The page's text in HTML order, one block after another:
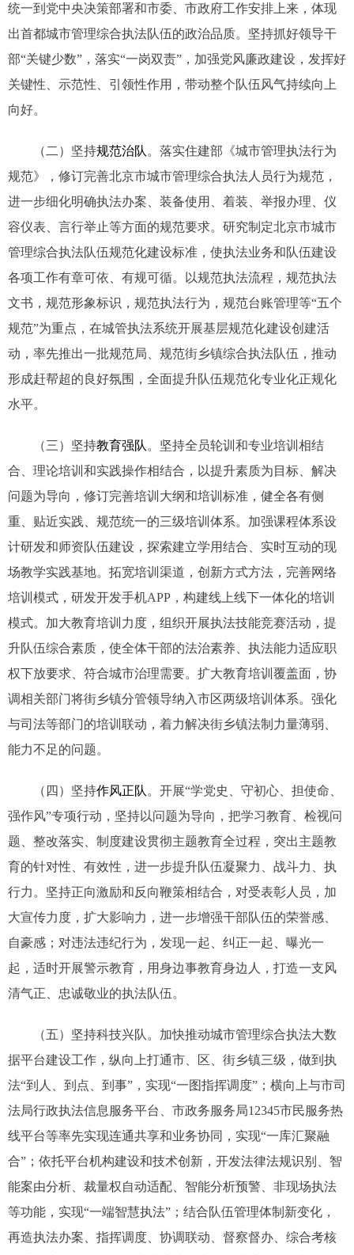
统一到党中央决策部署和市委、市政府工作安排上来，体现
出首都城市管理综合执法队伍的政治品质。坚持抓好领导干
部“关键少数”，落实“一岗双责”，加强党风廉政建设，发挥好
关键性、示范性、引领性作用，带动整个队伍风气持续向上
向好。
（二）坚持规范治队 。落实住建部《城市管理执法行为
规范》，修订完善北京市城市管理综合执法人员行为规范，
进一步细化明确执法办案、装备使用、着装、举报办理、仪
容仪表、言行举止等方面的规范要求。研究制定北京市城市
管理综合执法队伍规范化建设标准，使执法业务和队伍建设
各项工作有章可依、有规可循。以规范执法流程，规范执法
文书，规范形象标识，规范执法行为，规范台账管理等“五个
规范”为重点，在城管执法系统开展基层规范化建设创建活
动，率先推出一批规范局、规范街乡镇综合执法队伍，推动
形成赶帮超的良好氛围，全面提升队伍规范化专业化正规化
水平。
（三）坚持教育强队 。坚持全员轮训和专业培训相结
合、理论培训和实践操作相结合，以提升素质为目标、解决
问题为导向，修订完善培训大纲和培训标准，健全各有侧
重、贴近实践、规范统一的三级培训体系。加强课程体系设
计研发和师资队伍建设，探索建立学用结合、实时互动的现
场教学实践基地。拓宽培训渠道，创新方式方法，完善网络
培训模式，研发开发手机APP，构建线上线下一体化的培训
模式。加大教育培训力度，组织开展执法技能竞赛活动，提
升队伍综合素质，使全体干部的法治素养、执法能力适应职
权下放要求、符合城市治理需要。扩大教育培训覆盖面，协
调相关部门将街乡镇分管领导纳入市区两级培训体系。强化
与司法等部门的培训联动，着力解决街乡镇法制力量薄弱、
能力不足的问题。
（四）坚持作风正队 。开展“学党史、守初心、担使命、
强作风”专项行动，坚持以问题为导向，把学习教育、检视问
题、整改落实、制度建设贯彻主题教育全过程，突出主题教
育的针对性、有效性，进一步提升队伍凝聚力、战斗力、执
行力。坚持正向激励和反向鞭策相结合，对受表彰人员，加
大宣传力度，扩大影响力，进一步增强干部队伍的荣誉感、
自豪感；对违法违纪行为，发现一起、纠正一起、曝光一
起，适时开展警示教育，用身边事教育身边人，打造一支风
清气正、忠诚敬业的执法队伍。
（五）坚持科技兴队。加快推动城市管理综合执法大数
据平台建设工作，纵向上打通市、区、街乡镇三级，做到执
法“到人、到点、到事”，实现“一图指挥调度”；横向上与市司
法局行政执法信息服务平台、市政务服务局12345市民服务热
线平台等率先实现连通共享和业务协同，实现“一库汇聚融
合”；依托平台机构建设和技术创新，开发法律法规识别、智
能案由分析、裁量权自动适配、智能分析预警、非现场执法
等功能，实现“一端智慧执法”；结合队伍管理体制新变化，
再造执法办案、指挥调度、协调联动、督察督办、综合考核